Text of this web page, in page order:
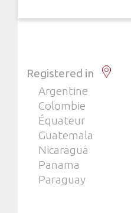
Registered in
Argentine
Colombie
Équateur
Guatemala
Nicaragua
Panama
Paraguay